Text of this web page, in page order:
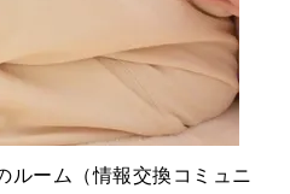
ルーム（情報交換コミュニ